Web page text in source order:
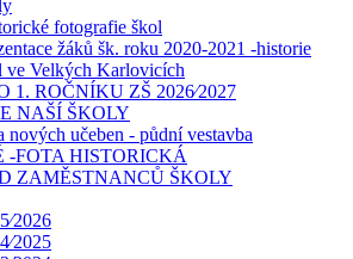
fotografie škol
žáků šk. roku 2020-2021 -historie
ve Velkých Karlovicích
1. ROČNÍKU ZŠ 2026⁄2027
NAŠÍ ŠKOLY
nových učeben - půdní vestavba
-FOTA HISTORICKÁ
ZAMĚSTNANCŮ ŠKOLY